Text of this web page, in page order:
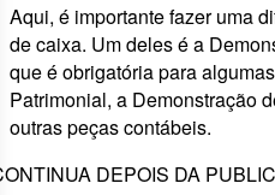
Aqui, é importante fazer uma
de caixa. Um deles é a
que é obrigatória para
Patrimonial, a Demonstração
outras peças contábeis.
DEPOIS DA